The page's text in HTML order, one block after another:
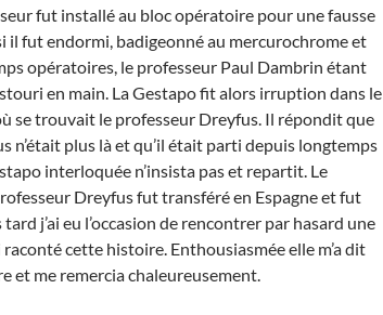
fut installé au bloc opératoire pour une fausse
il fut endormi, badigeonné au mercurochrome et
opératoires, le professeur Paul Dambrin étant
en main. La Gestapo fit alors irruption dans le
se trouvait le professeur Dreyfus. Il répondit que
n’était plus là et qu’il était parti depuis longtemps
interloquée n’insista pas et repartit. Le
Dreyfus fut transféré en Espagne et fut
j’ai eu l’occasion de rencontrer par hasard une
raconté cette histoire. Enthousiasmée elle m’a dit
et me remercia chaleureusement.